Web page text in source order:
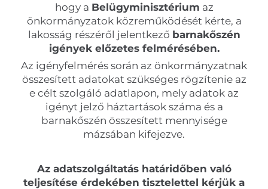
hogy a Belügyminisztérium az
önkormányzatok közreműködését kérte, a
lakosság részéről jelentkező barnakőszén
igények előzetes felmérésében.
Az igényfelmérés során az önkormányzatnak
összesített adatokat szükséges rögzítenie az
e célt szolgáló adatlapon, mely adatok az
igényt jelző háztartások száma és a
barnakőszén összesített mennyisége
mázsában kifejezve.
Az adatszolgáltatás határidőben való
teljesítése érdekében tisztelettel kérjük a